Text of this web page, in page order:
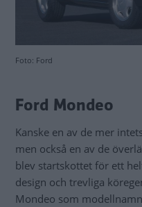
Foto: Ford
Ford Mondeo
Kanske en av de mer
men också en av de
blev startskottet för ett
design och trevliga
Mondeo som